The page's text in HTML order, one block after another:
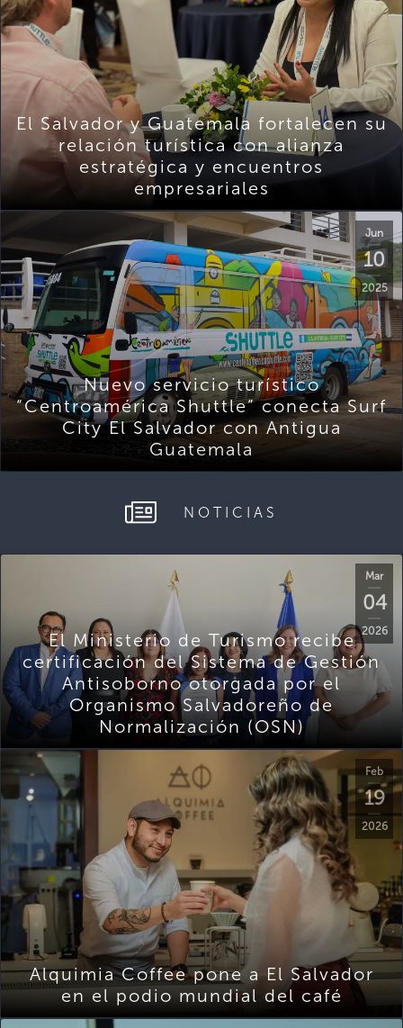
El Salvador y Guatemala fortalecen su
relación turística con alianza
estratégica y encuentros
empresariales
Jun
10
2025
Nuevo servicio turístico
“Centroamérica Shuttle” conecta Surf
City El Salvador con Antigua
Guatemala
NOTICIAS
Mar
04
2026
El Ministerio de Turismo recibe
certificación del Sistema de Gestión
Antisoborno otorgada por el
Organismo Salvadoreño de
Normalización (OSN)
Feb
19
2026
Alquimia Coffee pone a El Salvador
en el podio mundial del café